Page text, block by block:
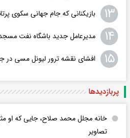
۱۳ بازیکنانی که جام جهانی سکوی
۱۴ مدیرعامل جدید باشگاه نفت
۱۵ افشای نقشه ترور لیونل مسی در جام
پربازدید‌ها
خانه مجلل محمد صلاح، جایی که او
تصاویر